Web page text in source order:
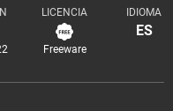
LICENCIA
Freeware
IDIOMA
ES